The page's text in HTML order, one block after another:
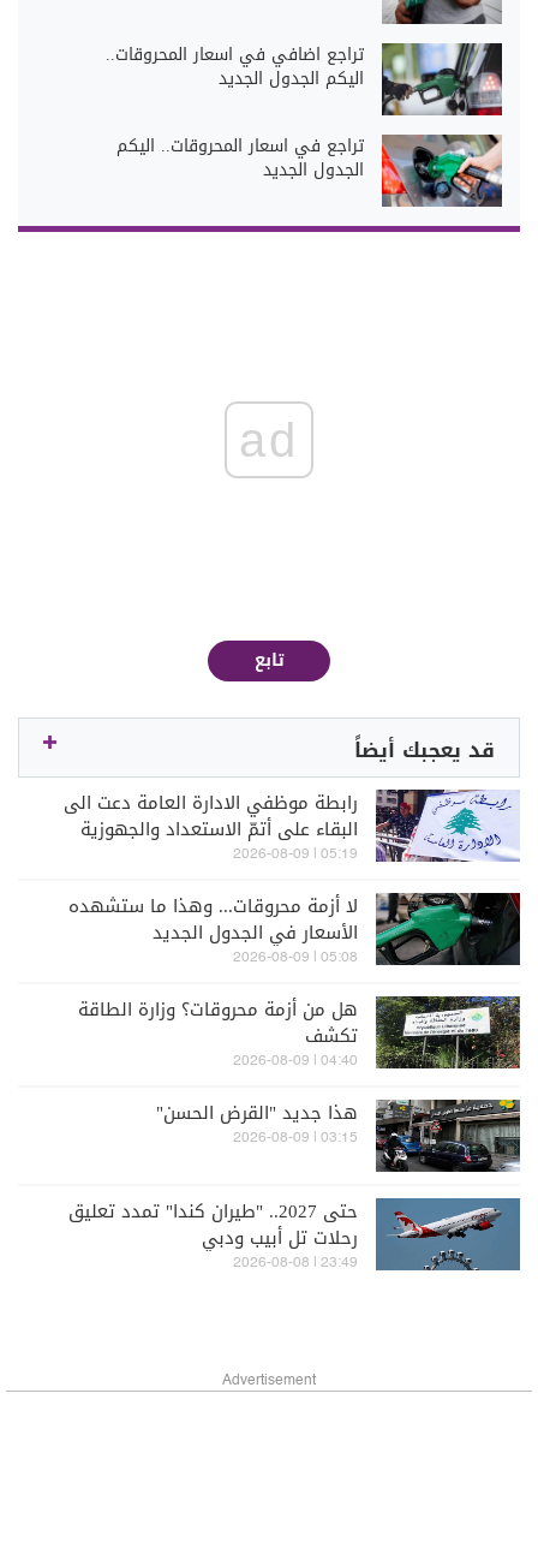
تراجع اضافي في اسعار المحروقات..
اليكم الجدول الجديد
تراجع في اسعار المحروقات.. اليكم
الجدول الجديد
ad
تابع
قد يعجبك أيضاً
رابطة موظفي الادارة العامة دعت الى
البقاء على أتمّ الاستعداد والجهوزية
لتنفيذ خطوات تصعيدية
05:19 | 2026-08-09
لا أزمة محروقات... وهذا ما ستشهده
الأسعار في الجدول الجديد
05:08 | 2026-08-09
هل من أزمة محروقات؟ وزارة الطاقة
تكشف
04:40 | 2026-08-09
هذا جديد "القرض الحسن"
03:15 | 2026-08-09
حتى 2027.. "طيران كندا" تمدد تعليق
رحلات تل أبيب ودبي
23:49 | 2026-08-08
Advertisement